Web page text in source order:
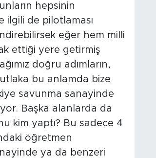
hepsinin
ilgili de pilotlaması
eğer hem milli
ettiği yere getirmiş
doğru adımların,
bu anlamda bize
savunma sanayinde
Başka alanlarda da
kim yaptı? Bu sadece 4
öğretmen
ya da benzeri